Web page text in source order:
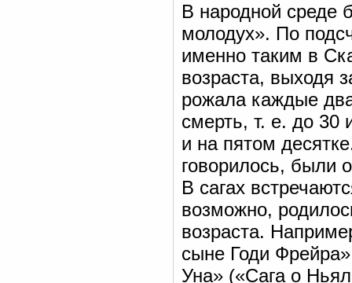
В народной среде
молодух». По
именно таким в
возраста, выходя
рожала каждые
смерть, т. е. до 30
и на пятом
говорилось, были
В сагах
возможно,
возраста.
сыне Годи
Уна» («Сага о